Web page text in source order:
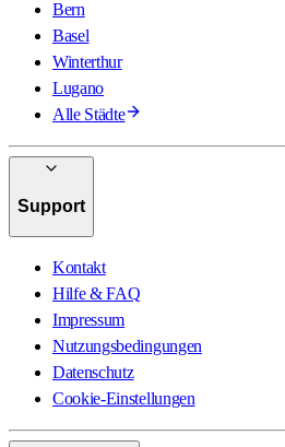
Bern
Basel
Winterthur
Lugano
Alle Städte
Support
Kontakt
Hilfe & FAQ
Impressum
Nutzungsbedingungen
Datenschutz
Cookie-Einstellungen